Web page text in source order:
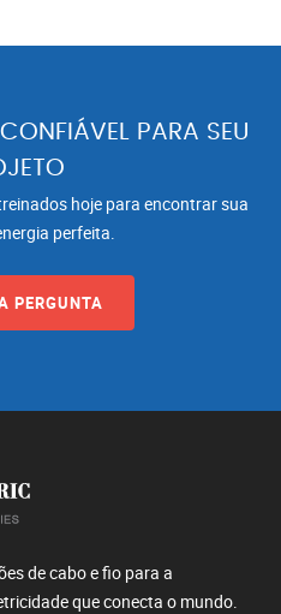
PARA SEU
hoje para encontrar sua
perfeita.
PERGUNTA
de cabo e fio para a
que conecta o mundo.